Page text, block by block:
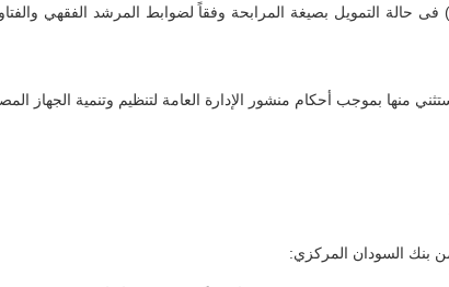
ربح بنسبة 12% فى العام (كمؤشر) فى حالة التمويل بصيغة المرابحة وفقاً لضوابط المرشد
من بنك السودان المركزي: